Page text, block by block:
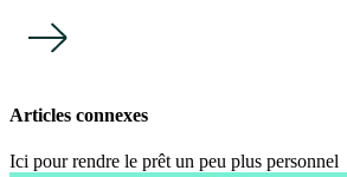
Articles connexes
Ici pour rendre le prêt un peu plus personnel